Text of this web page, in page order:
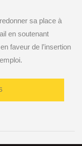
sa place à
en soutenant
faveur de l’insertion